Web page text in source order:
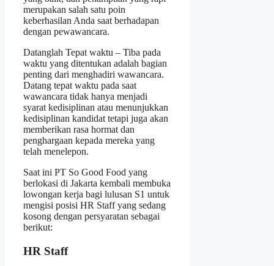
merupakan salah satu poin
keberhasilan Anda saat berhadapan
dengan pewawancara.
Datanglah Tepat waktu – Tiba pada
waktu yang ditentukan adalah bagian
penting dari menghadiri wawancara.
Datang tepat waktu pada saat
wawancara tidak hanya menjadi
syarat kedisiplinan atau menunjukkan
kedisiplinan kandidat tetapi juga akan
memberikan rasa hormat dan
penghargaan kepada mereka yang
telah menelepon.
Saat ini PT So Good Food yang
berlokasi di Jakarta kembali membuka
lowongan kerja bagi lulusan S1 untuk
mengisi posisi HR Staff yang sedang
kosong dengan persyaratan sebagai
berikut:
HR Staff